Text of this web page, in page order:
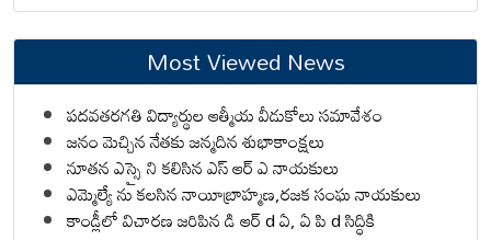
Most Viewed News
పదవతరగతి విద్యార్థుల ఆత్మీయ వీడుకోలు సమావేశం
జనం మెచ్చిన నేతకు జన్మదిన శుభాకాంక్షలు
నూతన ఎస్సై ని కలిసిన ఎస్ ఆర్ ఎ నాయకులు
ఎమ్మెల్యే ను కలసిన నాయీబ్రాహ్మణ,రజక సంఘ నాయకులు
కాండ్లీలో విచారణ జరిపిన డి ఆర్ d ఏ, ఏ పి d సిద్ధికి